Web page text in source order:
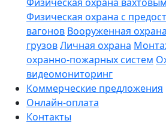
Физическая охрана с
вагонов Вооруженная охрана
грузовЛичная охрана
охранно-пожарных систем
видеомониторинг
Коммерческие предложения
Онлайн-оплата
Контакты